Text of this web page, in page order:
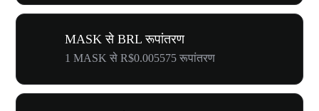
MASK से BRL रूपांतरण
1 MASK से R$0.005575 रूपांतरण